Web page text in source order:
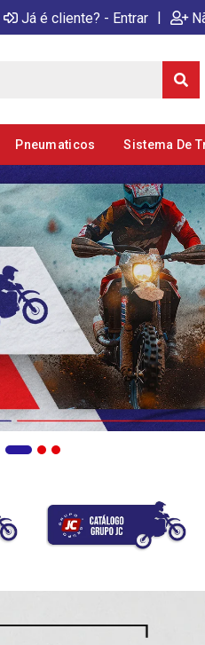
Já é cliente? - Entrar |
Pneumaticos Sistema De